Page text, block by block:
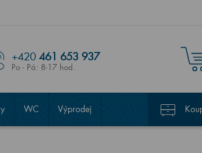
+420 461 653 937
Po - Pá: 8-17 hod.
WC Výprodej